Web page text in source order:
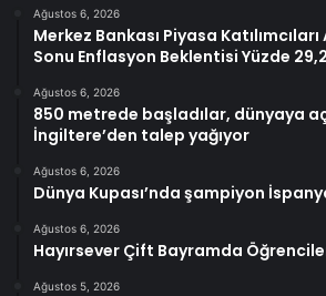
Ağustos 6, 2026
Merkez Bankası Piyasa Katılımcıları
Sonu Enflasyon Beklentisi Yüzde
Ağustos 6, 2026
850 metrede başladılar, dünyaya
İngiltere’den talep yağıyor
Ağustos 6, 2026
Dünya Kupası’nda şampiyon
Ağustos 6, 2026
Hayırsever Çift Bayramda
Ağustos 5, 2026